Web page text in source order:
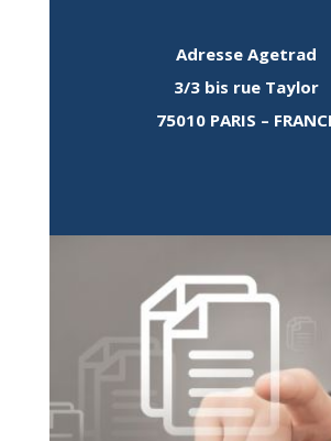
Adresse Agetrad
3/3 bis rue Taylor
75010 PARIS –